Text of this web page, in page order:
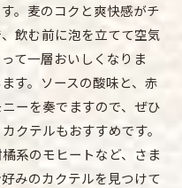
。麦のコクと爽快感がチ
飲む前に泡を立てて空気
て一層おいしくなりま
す。ソースの酸味と、赤
ーを奏でますので、ぜひ
クテルもおすすめです。
系のモヒートなど、さま
みのカクテルを見つけて